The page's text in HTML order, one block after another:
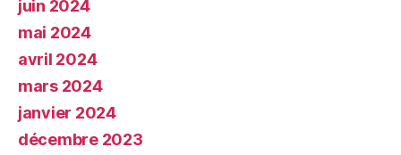
juin 2024
mai 2024
avril 2024
mars 2024
janvier 2024
décembre 2023